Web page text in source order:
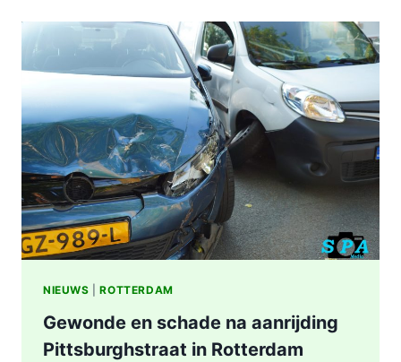
AFGESLOTEN
NA
ZWAAR
ONGEVAL,
BESTUURDER
AANGEHOUDEN
NIEUWS |ROTTERDAM
Gewonde en schade na aanrijding
Pittsburghstraat in Rotterdam